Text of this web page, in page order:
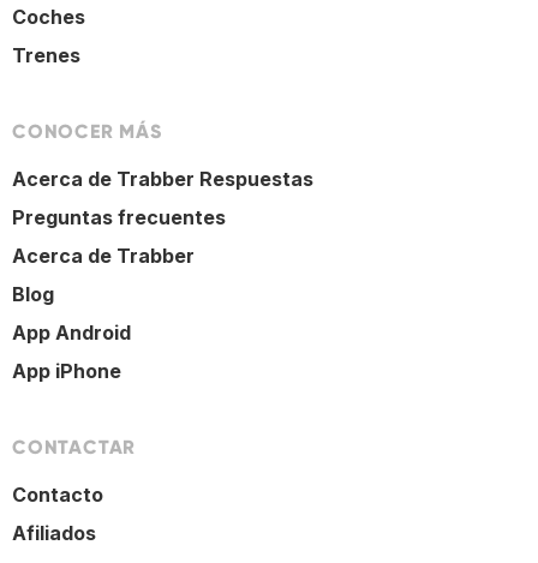
Coches
Trenes
CONOCER MÁS
Acerca de Trabber Respuestas
Preguntas frecuentes
Acerca de Trabber
Blog
App Android
App iPhone
CONTACTAR
Contacto
Afiliados